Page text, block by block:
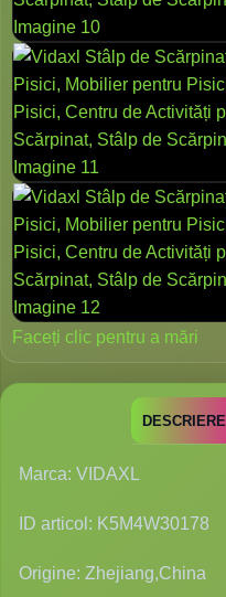
Faceți clic pentru a mări
DESCRIERE
Marca: VIDAXL
ID articol: K5M4W30178
Origine: Zhejiang,China